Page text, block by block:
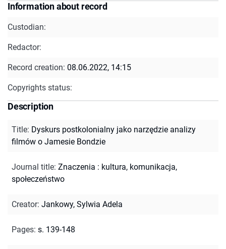
Information about record
Custodian:
Redactor:
Record creation: 08.06.2022, 14:15
Copyrights status:
Description
Title: Dyskurs postkolonialny jako narzędzie analizy
filmów o Jamesie Bondzie
Journal title: Znaczenia : kultura, komunikacja,
społeczeństwo
Creator: Jankowy, Sylwia Adela
Pages: s. 139-148